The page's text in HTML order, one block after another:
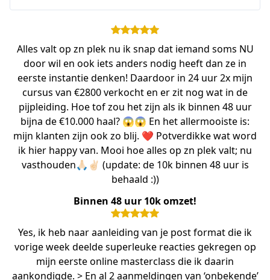
Alles valt op zn plek nu ik snap dat iemand soms NU
door wil en ook iets anders nodig heeft dan ze in
eerste instantie denken! Daardoor in 24 uur 2x mijn
cursus van €2800 verkocht en er zit nog wat in de
pijpleiding. Hoe tof zou het zijn als ik binnen 48 uur
bijna de €10.000 haal? 😱😱 En het allermooiste is:
mijn klanten zijn ook zo blij. ❤️ Potverdikke wat word
ik hier happy van. Mooi hoe alles op zn plek valt; nu
vasthouden🙏🏻✌🏻 (update: de 10k binnen 48 uur is
behaald :))
Binnen 48 uur 10k omzet!
Yes, ik heb naar aanleiding van je post format die ik
vorige week deelde superleuke reacties gekregen op
mijn eerste online masterclass die ik daarin
aankondigde. > En al 2 aanmeldingen van ‘onbekende’